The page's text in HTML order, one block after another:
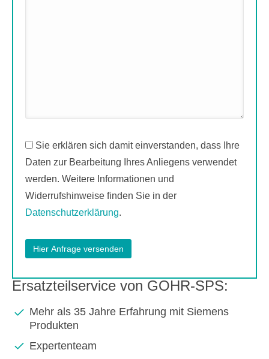
Sie erklären sich damit einverstanden, dass Ihre
Daten zur Bearbeitung Ihres Anliegens verwendet
werden. Weitere Informationen und
Widerrufshinweise finden Sie in der
Datenschutzerklärung.
Ersatzteilservice von GOHR-SPS:
Mehr als 35 Jahre Erfahrung mit Siemens
Produkten
Expertenteam